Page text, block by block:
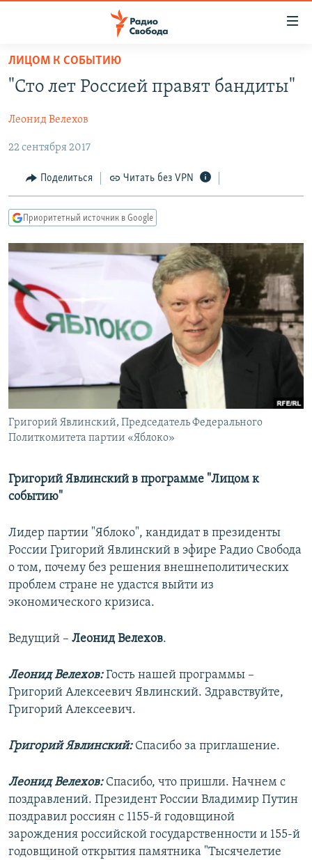
упрощенного
доступа
содержанию
Вернутся
главной
навигации
Вернутся
поиску
ПРОГРАММЫ
АВТОРСКИЕ ПРОЕКТЫ
ЦИТАТЫ СВОБОДЫ
МНЕНИЯ
КУЛЬТУРА
IDEL.РЕАЛИИ
КАВКАЗ.РЕАЛИИ
СЕВЕР.РЕАЛИИ
СИБИРЬ.РЕАЛИИ
РАСПИСАНИЕ ВЕЩАНИЯ
ПОДПИШИТЕСЬ НА РАССЫЛКУ
СОЦИАЛЬНЫЕ СЕТИ
Все сайты РСЕ/РС
ЛИЦОМ К СОБЫТИЮ
"Сто лет Россией правят бандиты"
Леонид Велехов
22 сентября 2017
Поделиться Читать без VPN
Приоритетный источник в Google
Григорий Явлинский, Председатель Федерального
Политкомитета партии «Яблоко»
Григорий Явлинский в программе "Лицом к
событию"
Лидер партии "Яблоко", кандидат в президенты
России Григорий Явлинский в эфире Радио Свобода
о том, почему без решения внешнеполитических
проблем стране не удастся выйти из
экономического кризиса.
Ведущий – Леонид Велехов.
Леонид Велехов:Гость нашей программы –
Григорий Алексеевич Явлинский. Здравствуйте,
Григорий Алексеевич.
Григорий Явлинский:Спасибо за приглашение.
Леонид Велехов: Спасибо, что пришли. Начнем с
поздравлений. Президент России Владимир Путин
поздравил россиян с 1155-й годовщиной
зарождения российской государственности и 155-й
годовщиной открытия памятника "Тысячелетие